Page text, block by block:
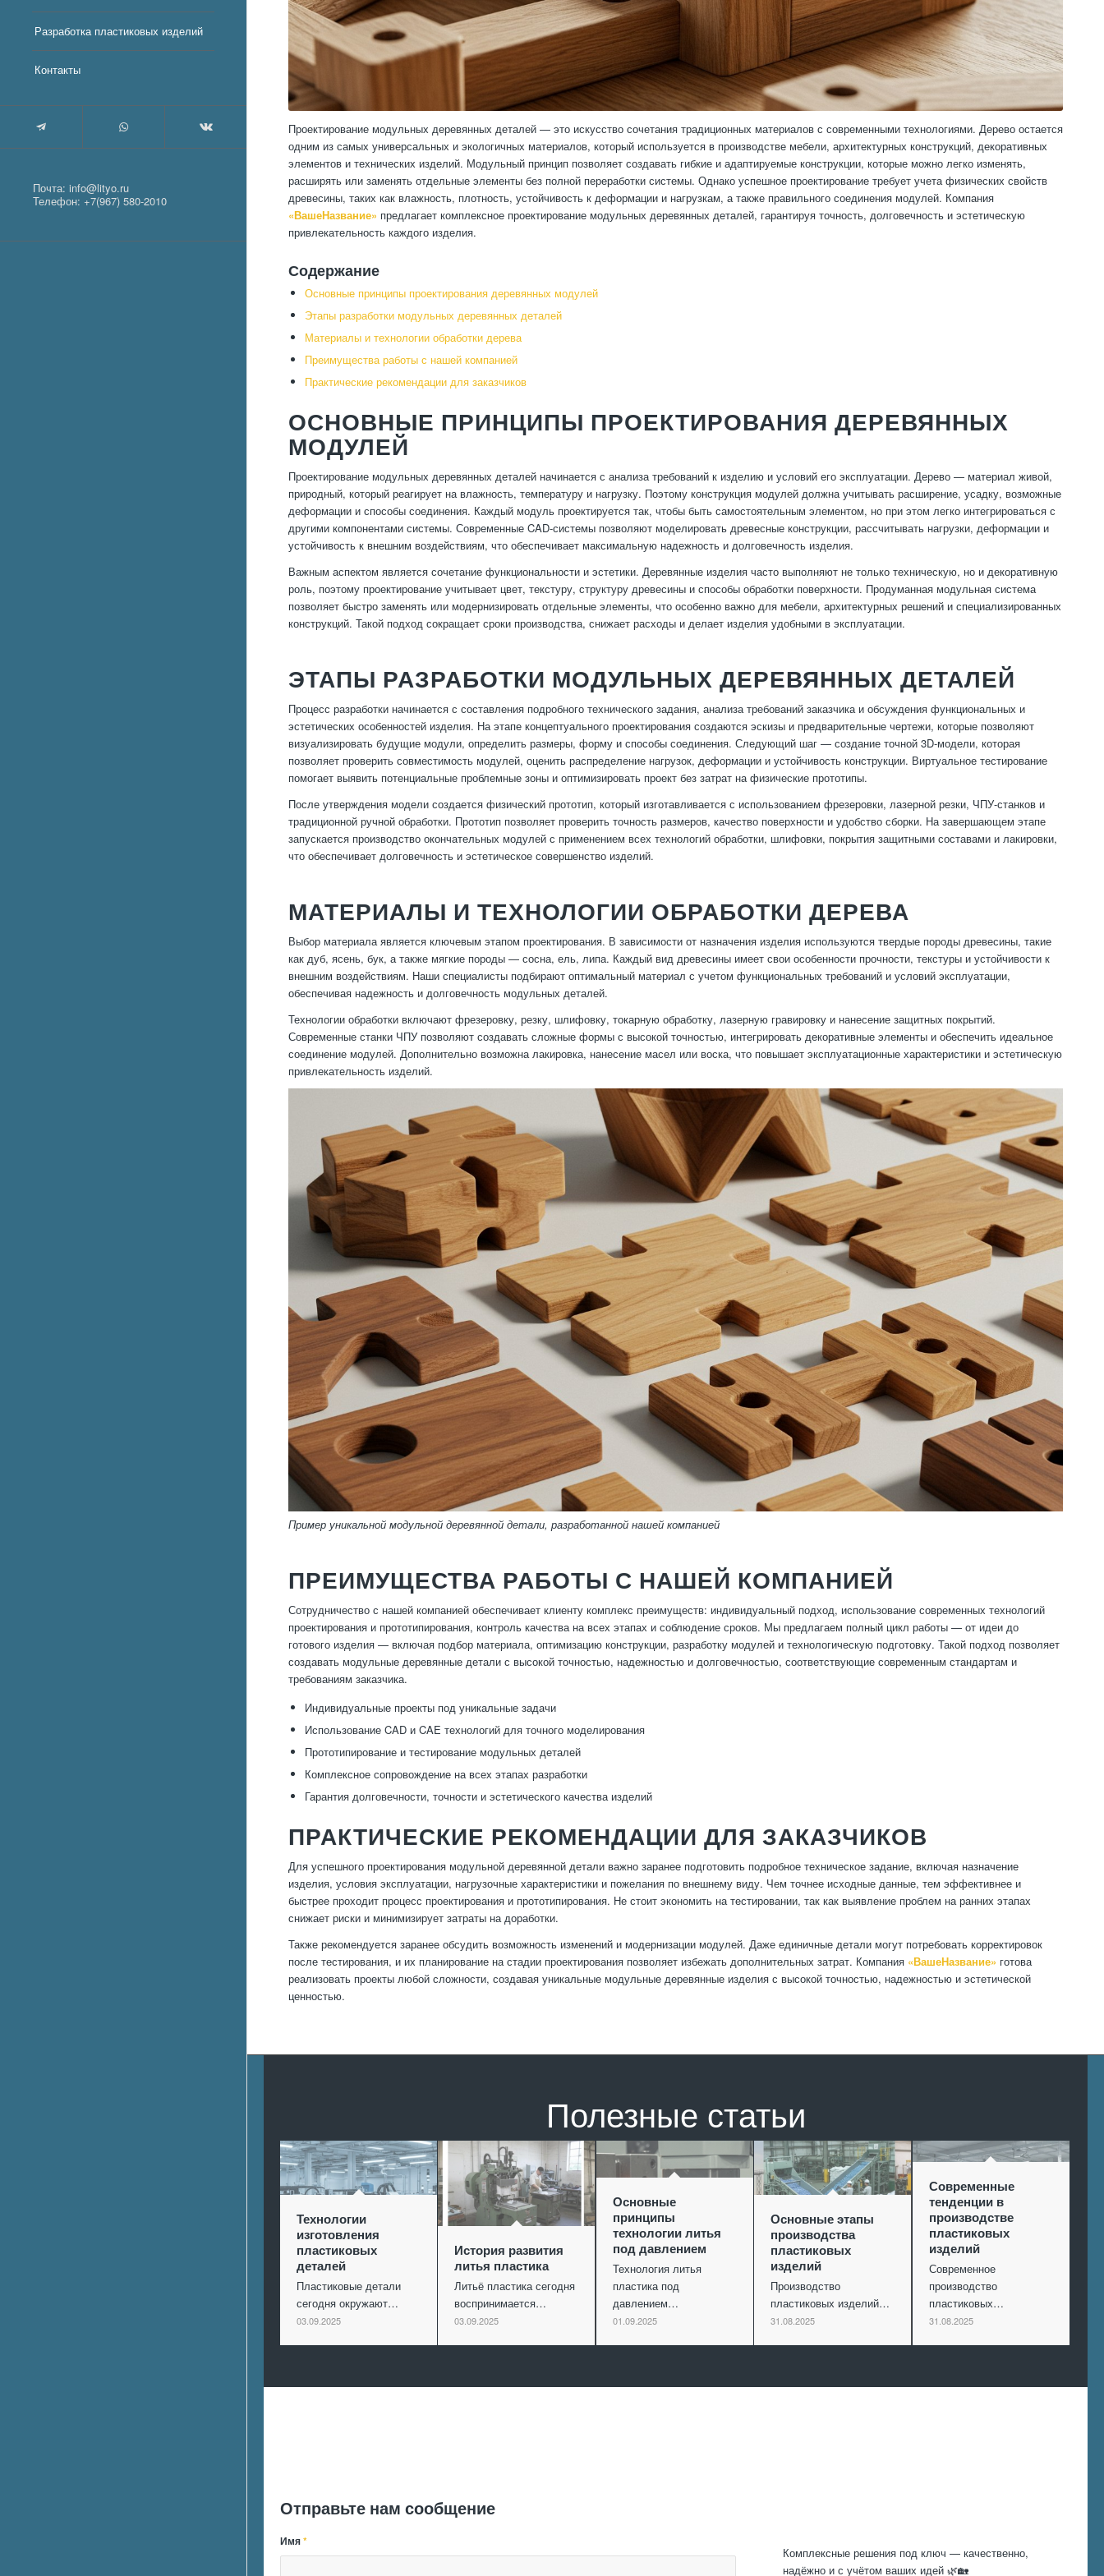
Разработка пластиковых изделий
Контакты
Почта: info@lityo.ru
Телефон: +7(967) 580-2010
Проектирование модульных деревянных деталей — это искусство сочетания традиционных материалов с современными технологиями. Дерево остается
одним из самых универсальных и экологичных материалов, который используется в производстве мебели, архитектурных конструкций, декоративных
элементов и технических изделий. Модульный принцип позволяет создавать гибкие и адаптируемые конструкции, которые можно легко изменять,
расширять или заменять отдельные элементы без полной переработки системы. Однако успешное проектирование требует учета физических свойств
древесины, таких как влажность, плотность, устойчивость к деформации и нагрузкам, а также правильного соединения модулей. Компания
«ВашеНазвание» предлагает комплексное проектирование модульных деревянных деталей, гарантируя точность, долговечность и эстетическую
привлекательность каждого изделия.
Содержание
Основные принципы проектирования деревянных модулей
Этапы разработки модульных деревянных деталей
Материалы и технологии обработки дерева
Преимущества работы с нашей компанией
Практические рекомендации для заказчиков
ОСНОВНЫЕ ПРИНЦИПЫ ПРОЕКТИРОВАНИЯ ДЕРЕВЯННЫХ
МОДУЛЕЙ
Проектирование модульных деревянных деталей начинается с анализа требований к изделию и условий его эксплуатации. Дерево — материал живой,
природный, который реагирует на влажность, температуру и нагрузку. Поэтому конструкция модулей должна учитывать расширение, усадку, возможные
деформации и способы соединения. Каждый модуль проектируется так, чтобы быть самостоятельным элементом, но при этом легко интегрироваться с
другими компонентами системы. Современные CAD-системы позволяют моделировать древесные конструкции, рассчитывать нагрузки, деформации и
устойчивость к внешним воздействиям, что обеспечивает максимальную надежность и долговечность изделия.
Важным аспектом является сочетание функциональности и эстетики. Деревянные изделия часто выполняют не только техническую, но и декоративную
роль, поэтому проектирование учитывает цвет, текстуру, структуру древесины и способы обработки поверхности. Продуманная модульная система
позволяет быстро заменять или модернизировать отдельные элементы, что особенно важно для мебели, архитектурных решений и специализированных
конструкций. Такой подход сокращает сроки производства, снижает расходы и делает изделия удобными в эксплуатации.
ЭТАПЫ РАЗРАБОТКИ МОДУЛЬНЫХ ДЕРЕВЯННЫХ ДЕТАЛЕЙ
Процесс разработки начинается с составления подробного технического задания, анализа требований заказчика и обсуждения функциональных и
эстетических особенностей изделия. На этапе концептуального проектирования создаются эскизы и предварительные чертежи, которые позволяют
визуализировать будущие модули, определить размеры, форму и способы соединения. Следующий шаг — создание точной 3D-модели, которая
позволяет проверить совместимость модулей, оценить распределение нагрузок, деформации и устойчивость конструкции. Виртуальное тестирование
помогает выявить потенциальные проблемные зоны и оптимизировать проект без затрат на физические прототипы.
После утверждения модели создается физический прототип, который изготавливается с использованием фрезеровки, лазерной резки, ЧПУ-станков и
традиционной ручной обработки. Прототип позволяет проверить точность размеров, качество поверхности и удобство сборки. На завершающем этапе
запускается производство окончательных модулей с применением всех технологий обработки, шлифовки, покрытия защитными составами и лакировки,
что обеспечивает долговечность и эстетическое совершенство изделий.
МАТЕРИАЛЫ И ТЕХНОЛОГИИ ОБРАБОТКИ ДЕРЕВА
Выбор материала является ключевым этапом проектирования. В зависимости от назначения изделия используются твердые породы древесины, такие
как дуб, ясень, бук, а также мягкие породы — сосна, ель, липа. Каждый вид древесины имеет свои особенности прочности, текстуры и устойчивости к
внешним воздействиям. Наши специалисты подбирают оптимальный материал с учетом функциональных требований и условий эксплуатации,
обеспечивая надежность и долговечность модульных деталей.
Технологии обработки включают фрезеровку, резку, шлифовку, токарную обработку, лазерную гравировку и нанесение защитных покрытий.
Современные станки ЧПУ позволяют создавать сложные формы с высокой точностью, интегрировать декоративные элементы и обеспечить идеальное
соединение модулей. Дополнительно возможна лакировка, нанесение масел или воска, что повышает эксплуатационные характеристики и эстетическую
привлекательность изделий.
Пример уникальной модульной деревянной детали, разработанной нашей компанией
ПРЕИМУЩЕСТВА РАБОТЫ С НАШЕЙ КОМПАНИЕЙ
Сотрудничество с нашей компанией обеспечивает клиенту комплекс преимуществ: индивидуальный подход, использование современных технологий
проектирования и прототипирования, контроль качества на всех этапах и соблюдение сроков. Мы предлагаем полный цикл работы — от идеи до
готового изделия — включая подбор материала, оптимизацию конструкции, разработку модулей и технологическую подготовку. Такой подход позволяет
создавать модульные деревянные детали с высокой точностью, надежностью и долговечностью, соответствующие современным стандартам и
требованиям заказчика.
Индивидуальные проекты под уникальные задачи
Использование CAD и CAE технологий для точного моделирования
Прототипирование и тестирование модульных деталей
Комплексное сопровождение на всех этапах разработки
Гарантия долговечности, точности и эстетического качества изделий
ПРАКТИЧЕСКИЕ РЕКОМЕНДАЦИИ ДЛЯ ЗАКАЗЧИКОВ
Для успешного проектирования модульной деревянной детали важно заранее подготовить подробное техническое задание, включая назначение
изделия, условия эксплуатации, нагрузочные характеристики и пожелания по внешнему виду. Чем точнее исходные данные, тем эффективнее и
быстрее проходит процесс проектирования и прототипирования. Не стоит экономить на тестировании, так как выявление проблем на ранних этапах
снижает риски и минимизирует затраты на доработки.
Также рекомендуется заранее обсудить возможность изменений и модернизации модулей. Даже единичные детали могут потребовать корректировок
после тестирования, и их планирование на стадии проектирования позволяет избежать дополнительных затрат. Компания «ВашеНазвание» готова
реализовать проекты любой сложности, создавая уникальные модульные деревянные изделия с высокой точностью, надежностью и эстетической
ценностью.
Полезные статьи
Технологии
изготовления
пластиковых
деталей
Пластиковые детали
сегодня окружают…
03.09.2025
История развития
литья пластика
Литьё пластика сегодня
воспринимается…
03.09.2025
Основные
принципы
технологии литья
под давлением
Технология литья
пластика под
давлением…
01.09.2025
Основные этапы
производства
пластиковых
изделий
Производство
пластиковых изделий…
31.08.2025
Современные
тенденции в
производстве
пластиковых
изделий
Современное
производство
пластиковых…
31.08.2025
Отправьте нам сообщение
Имя*
Комплексные решения под ключ — качественно,
надёжно и с учётом ваших идей 🌿🏡